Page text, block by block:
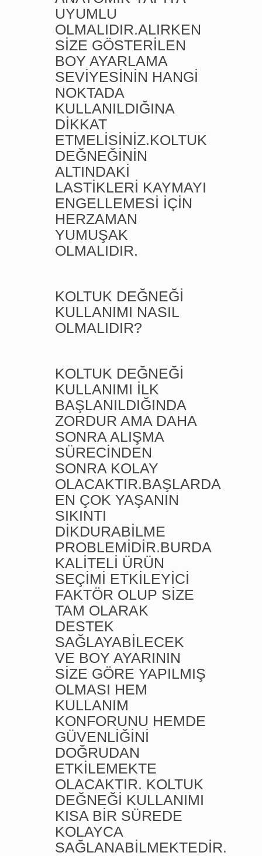
UYUMLU
OLMALIDIR.ALIRKEN
SİZE GÖSTERİLEN
BOY AYARLAMA
SEVİYESİNİN HANGİ
NOKTADA
KULLANILDIĞINA
DİKKAT
ETMELİSİNİZ.KOLTUK
DEĞNEĞİNİN
ALTINDAKİ
LASTİKLERİ KAYMAYI
ENGELLEMESİ İÇİN
HERZAMAN
YUMUŞAK
OLMALIDIR.
KOLTUK DEĞNEĞİ
KULLANIMI NASIL
OLMALIDIR?
KOLTUK DEĞNEĞİ
KULLANIMI İLK
BAŞLANILDIĞINDA
ZORDUR AMA DAHA
SONRA ALIŞMA
SÜRECİNDEN
SONRA KOLAY
OLACAKTIR.BAŞLARDA
EN ÇOK YAŞANIN
SIKINTI
DİKDURABİLME
PROBLEMİDİR.BURDA
KALİTELİ ÜRÜN
SEÇİMİ ETKİLEYİCİ
FAKTÖR OLUP SİZE
TAM OLARAK
DESTEK
SAĞLAYABİLECEK
VE BOY AYARININ
SİZE GÖRE YAPILMIŞ
OLMASI HEM
KULLANIM
KONFORUNU HEMDE
GÜVENLİĞİNİ
DOĞRUDAN
ETKİLEMEKTE
OLACAKTIR. KOLTUK
DEĞNEĞİ KULLANIMI
KISA BİR SÜREDE
KOLAYCA
SAĞLANABİLMEKTEDİR.